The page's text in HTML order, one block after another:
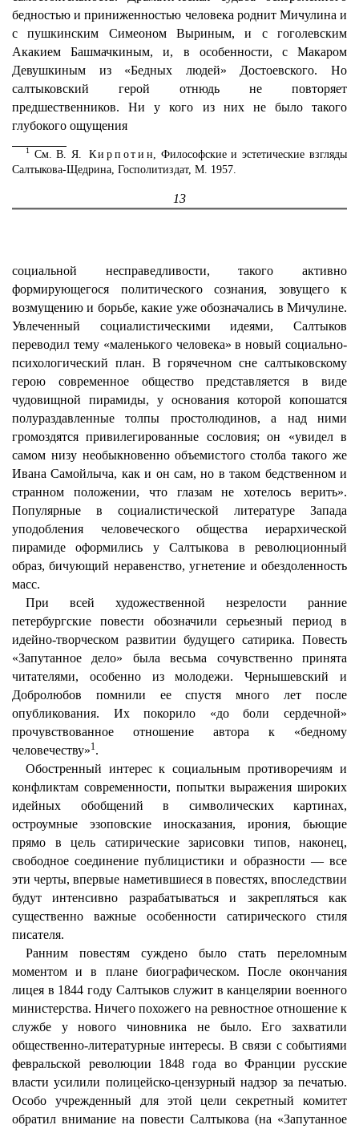
бедностью и приниженностью человека роднит Мичулина и
с пушкинским Симеоном Выриным, и с гоголевским
Акакием Башмачкиным, и, в особенности, с Макаром
Девушкиным из «Бедных людей» Достоевского. Но
салтыковский герой отнюдь не повторяет
предшественников. Ни у кого из них не было такого
глубокого ощущения
1См. В. Я. Кирпотин , Философские и эстетические взгляды
Салтыкова-Щедрина, Госполитиздат, М. 1957.
13
социальной несправедливости, такого активно
формирующегося политического сознания, зовущего к
возмущению и борьбе, какие уже обозначались в Мичулине.
Увлеченный социалистическими идеями, Салтыков
переводил тему «маленького человека» в новый социально-
психологический план. В горячечном сне салтыковскому
герою современное общество представляется в виде
чудовищной пирамиды, у основания которой копошатся
полураздавленные толпы простолюдинов, а над ними
громоздятся привилегированные сословия; он «увидел в
самом низу необыкновенно объемистого столба такого же
Ивана Самойлыча, как и он сам, но в таком бедственном и
странном положении, что глазам не хотелось верить».
Популярные в социалистической литературе Запада
уподобления человеческого общества иерархической
пирамиде оформились у Салтыкова в революционный
образ, бичующий неравенство, угнетение и обездоленность
масс.
При всей художественной незрелости ранние
петербургские повести обозначили серьезный период в
идейно-творческом развитии будущего сатирика. Повесть
«Запутанное дело» была весьма сочувственно принята
читателями, особенно из молодежи. Чернышевский и
Добролюбов помнили ее спустя много лет после
опубликования. Их покорило «до боли сердечной»
прочувствованное отношение автора к «бедному
человечеству»1 .
Обостренный интерес к социальным противоречиям и
конфликтам современности, попытки выражения широких
идейных обобщений в символических картинах,
остроумные эзоповские иносказания, ирония, бьющие
прямо в цель сатирические зарисовки типов, наконец,
свободное соединение публицистики и образности — все
эти черты, впервые наметившиеся в повестях, впоследствии
будут интенсивно разрабатываться и закрепляться как
существенно важные особенности сатирического стиля
писателя.
Ранним повестям суждено было стать переломным
моментом и в плане биографическом. После окончания
лицея в 1844 году Салтыков служит в канцелярии военного
министерства. Ничего похожего на ревностное отношение к
службе у нового чиновника не было. Его захватили
общественно-литературные интересы. В связи с событиями
февральской революции 1848 года во Франции русские
власти усилили полицейско-цензурный надзор за печатью.
Особо учрежденный для этой цели секретный комитет
обратил внимание на повести Салтыкова (на «Запутанное